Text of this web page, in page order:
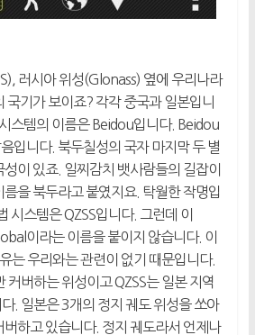
러시아 위성(Glonass) 옆에 우리나라
국기가 보이죠? 각각 중국과 일본입니
스템의 이름은 Beidou입니다. Beidou
입니다. 북두칠성의 국자 마지막 두 별
이 있죠. 일찌감치 뱃사람들의 길잡이
름을 북두라고 붙였지요. 탁월한 작명입
시스템은 QZSS입니다. 그런데 이
이라는 이름을 붙이지 않습니다. 이
는 우리와는 관련이 없기 때문입니다.
커버하는 위성이고 QZSS는 일본 지역
. 일본은 3개의 정지 궤도 위성을 쏘아
버하고 있습니다. 정지 궤도라서 언제나